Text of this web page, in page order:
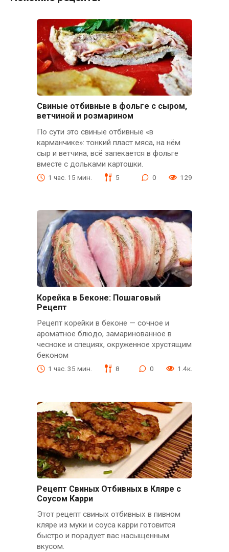
Свиные отбивные в фольге с сыром,
ветчиной и розмарином
По сути это свиные отбивные «в
карманчике»: тонкий пласт мяса, на нём
сыр и ветчина, всё запекается в фольге
вместе с дольками картошки.
1 час. 15 мин. 5 0 129
Корейка в Беконе: Пошаговый
Рецепт
Рецепт корейки в беконе — сочное и
ароматное блюдо, замаринованное в
чесноке и специях, окруженное хрустящим
беконом
1 час. 35 мин. 8 0 1.4к.
Рецепт Свиных Отбивных в Кляре с
Соусом Карри
Этот рецепт свиных отбивных в пивном
кляре из муки и соуса карри готовится
быстро и порадует вас насыщенным
вкусом.